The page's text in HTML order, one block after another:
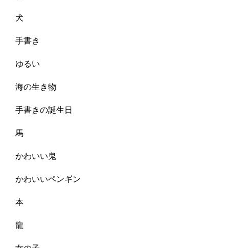
犬
手書き
ゆるい
海の生き物
手書きの誕生日
馬
かわいい鬼
かわいいペンギン
本
龍